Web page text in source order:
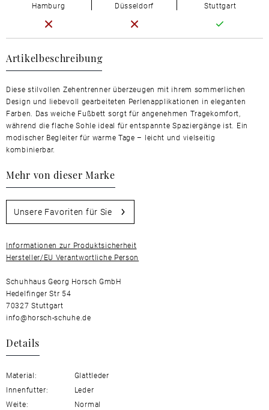
Artikelbeschreibung
Diese stilvollen Zehentrenner überzeugen mit ihrem sommerlichen
Design und liebevoll gearbeiteten Perlenapplikationen in eleganten
Farben. Das weiche Fußbett sorgt für angenehmen Tragekomfort,
während die flache Sohle ideal für entspannte Spaziergänge ist. Ein
modischer Begleiter für warme Tage – leicht und vielseitig
kombinierbar.
Mehr von dieser Marke
Unsere Favoriten für Sie
Informationen zur Produktsicherheit
Hersteller/EU Verantwortliche Person
Schuhhaus Georg Horsch GmbH
Hedelfinger Str 54
70327 Stuttgart
info@horsch-schuhe.de
Details
Material:
Glattleder
Innenfutter:
Leder
Weite:
Normal
Hamburg Düsseldorf Stuttgart